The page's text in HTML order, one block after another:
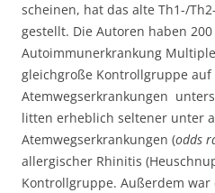
scheinen, hat das alte Th1-/
gestellt. Die Autoren haben
Autoimmunerkrankung
gleichgroße Kontrollgruppe
Atemwegserkrankungen
litten erheblich seltener unter
Atemwegserkrankungen (odds
allergischer Rhinitis
Kontrollgruppe. Außerdem war